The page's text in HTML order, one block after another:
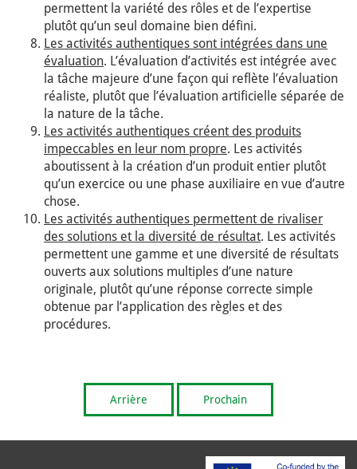
permettent la variété des rôles et de l’expertise
plutôt qu’un seul domaine bien défini.
Les activités authentiques sont intégrées dans une
évaluation. L’évaluation d’activités est intégrée avec
la tâche majeure d’une façon qui reflète l’évaluation
réaliste, plutôt que l’évaluation artificielle séparée de
la nature de la tâche.
Les activités authentiques créent des produits
impeccables en leur nom propre. Les activités
aboutissent à la création d’un produit entier plutôt
qu’un exercice ou une phase auxiliaire en vue d’autre
chose.
Les activités authentiques permettent de rivaliser
des solutions et la diversité de résultat. Les activités
permettent une gamme et une diversité de résultats
ouverts aux solutions multiples d’une nature
originale, plutôt qu’une réponse correcte simple
obtenue par l’application des règles et des
procédures.
Arrière Prochain